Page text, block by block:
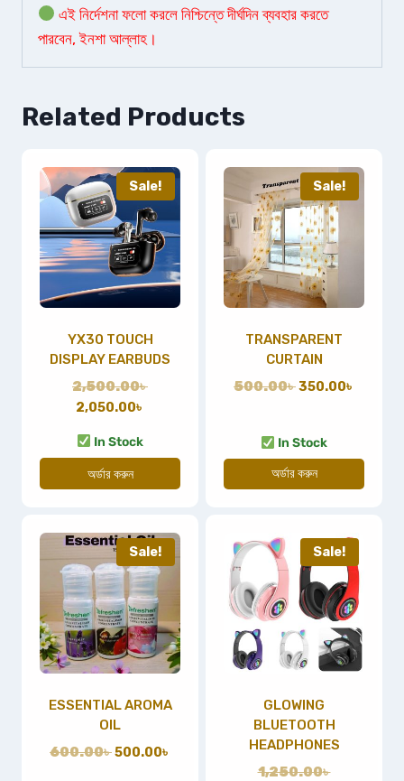
এই নির্দেশনা ফলো করলে নিশ্চিন্তে দীর্ঘদিন ব্যবহার করতে
পারবেন, ইনশা আল্লাহ।
Related Products
Sale!
YX30 TOUCH
DISPLAY EARBUDS
2,500.00৳
2,050.00৳
In Stock
অর্ডার করুন
Sale!
TRANSPARENT
CURTAIN
500.00৳350.00৳
In Stock
অর্ডার করুন
Sale!
ESSENTIAL AROMA
OIL
600.00৳500.00৳
Sale!
GLOWING
BLUETOOTH
HEADPHONES
1,250.00৳